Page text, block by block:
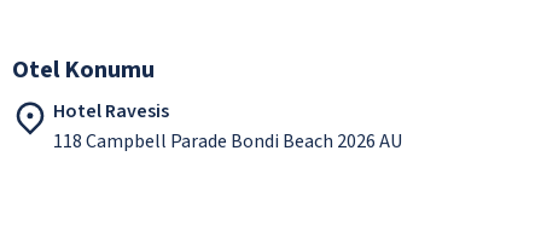
Otel Konumu
Hotel Ravesis
118 Campbell Parade Bondi Beach 2026 AU